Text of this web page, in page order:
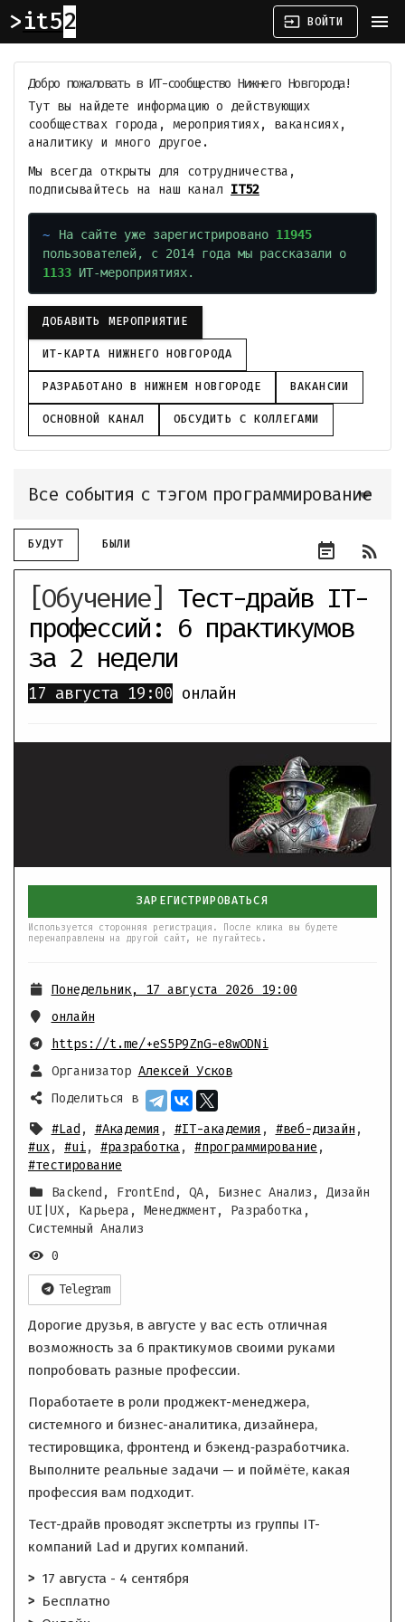
it52 input ВОЙТИ menu
Добро пожаловать в ИТ-сообщество Нижнего Новгорода!
Тут вы найдете информацию о действующих
сообществах города, мероприятиях, вакансиях,
аналитику и много другое.
Мы всегда открыты для сотрудничества,
подписывайтесь на наш канал IT52
На сайте уже зарегистрировано 11945
пользователей, с 2014 года мы рассказали о
1133 ИТ-мероприятиях.
ДОБАВИТЬ МЕРОПРИЯТИЕ
ИТ-КАРТА НИЖНЕГО НОВГОРОДА
РАЗРАБОТАНО В НИЖНЕМ НОВГОРОДЕ ВАКАНСИИ
ОСНОВНОЙ КАНАЛ ОБСУДИТЬ С КОЛЛЕГАМИ
Все события с тэгом программирование
event_note rss_feed
БУДУТ БЫЛИ
[Обучение] Тест-драйв IT-
профессий: 6 практикумов
за 2 недели
17 августа 19:00 онлайн
ЗАРЕГИСТРИРОВАТЬСЯ
Используется сторонняя регистрация. После клика вы будете
перенаправлены на другой сайт, не пугайтесь.
Понедельник, 17 августа 2026 19:00
онлайн
https://t.me/+eS5P9ZnG-e8wODNi
Организатор Алексей Усков
Поделиться в
#Lad , #Академия , #IT-академия , #веб-дизайн ,
#ux, #ui, #разработка , #программирование ,
#тестирование
Backend, FrontEnd, QA, Бизнес Анализ, Дизайн
UI|UX, Карьера, Менеджмент, Разработка,
Системный Анализ
0
Telegram
Дорогие друзья, в августе у вас есть отличная
возможность за 6 практикумов своими руками
попробовать разные профессии.
Поработаете в роли проджект-менеджера,
системного и бизнес-аналитика, дизайнера,
тестировщика, фронтенд и бэкенд‑разработчика.
Выполните реальные задачи — и поймёте, какая
профессия вам подходит.
Тест-драйв проводят экспетрты из группы IT-
компаний Lad и других компаний.
17 августа - 4 сентября
Бесплатно